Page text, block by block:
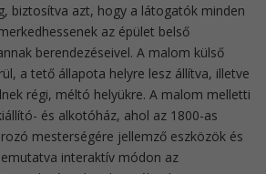
biztosítva azt, hogy a látogatók minden
az épület belső
berendezéseivel. A malom külső
a tető állapota helyre lesz állítva, illetve
régi, méltó helyükre. A malom melletti
és alkotóház, ahol az 1800-as
mesterségére jellemző eszközök és
interaktív módon az